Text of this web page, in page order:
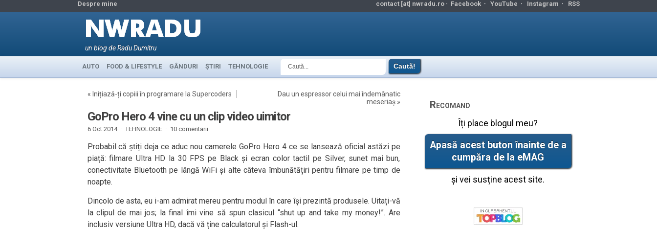
Despre mine contact [at] nwradu.ro · Facebook· YouTube · Instagram · RSS
un blog de Radu Dumitru
AUTO FOOD & LIFESTYLE GÂNDURI ȘTIRI TEHNOLOGIE
« Inițiază-ți copiii în programare la Supercoders
Dau un espressor celui mai îndemânatic
meseriaș»
GoPro Hero 4 vine cu un clip video uimitor
6 Oct 2014 · TEHNOLOGIE· 10 comentarii
Probabil că știți deja ce aduc nou camerele GoPro Hero 4 ce se lansează oficial astăzi pe
piață: filmare Ultra HD la 30 FPS pe Black și ecran color tactil pe Silver, sunet mai bun,
conectivitate Bluetooth pe lângă WiFi și alte câteva îmbunătățiri pentru filmare pe timp de
noapte.
Dincolo de asta, eu i-am admirat mereu pentru modul în care își prezintă produsele. Uitați-vă
la clipul de mai jos; la final îmi vine să spun clasicul “shut up and take my money!”. Are
inclusiv versiune Ultra HD, dacă vă ține calculatorul și Flash-ul.
Recomand
Îți place blogul meu?
Apasă acest buton înainte de a
cumpăra de la eMAG
și vei susține acest site.